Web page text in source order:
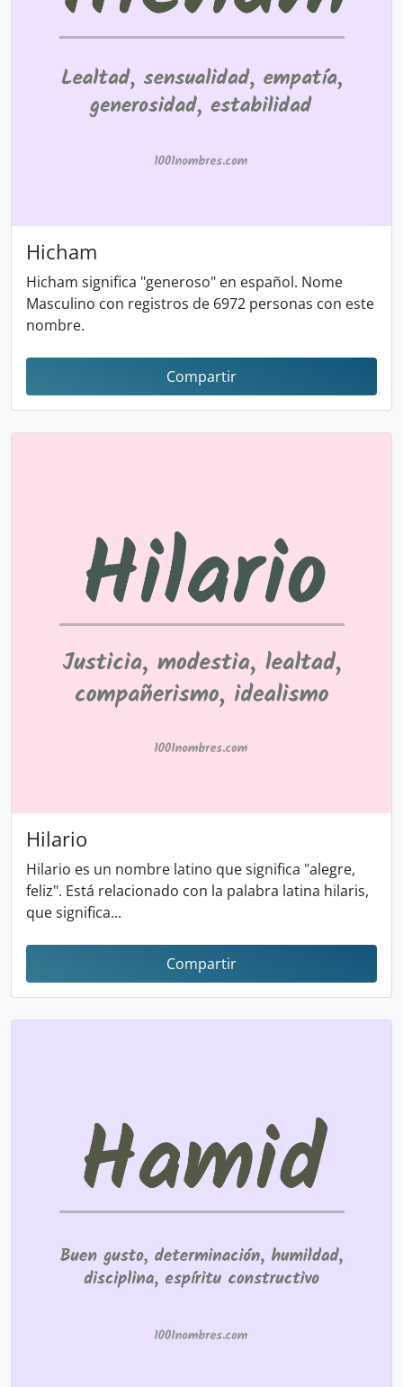
Hicham
Hicham significa "generoso" en español. Nome
Masculino con registros de 6972 personas con este
nombre.
Compartir
Hilario
Hilario es un nombre latino que significa "alegre,
feliz". Está relacionado con la palabra latina hilaris,
que significa...
Compartir